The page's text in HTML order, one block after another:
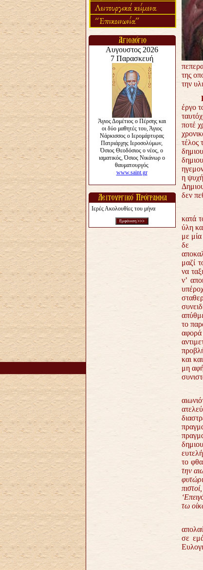
Ιερές Ακολουθίες του μήνα
της
την
έργο
ποτέ
τέλος
η
δεν
κατά
ύλη
με
δε
μαζί
να
ν’
το
αφορά
και
μη
το
την
τω
σε